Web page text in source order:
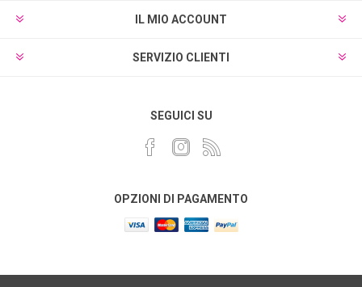
IL MIO ACCOUNT
SERVIZIO CLIENTI
SEGUICI SU
OPZIONI DI PAGAMENTO